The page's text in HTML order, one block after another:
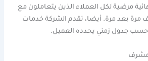
مرضية لكل العملاء الذين يتعاملون مع
بعد مرة. أيضا، تقدم الشركة خدمات
حسب جدول زمني يحدده العميل.
مشرف